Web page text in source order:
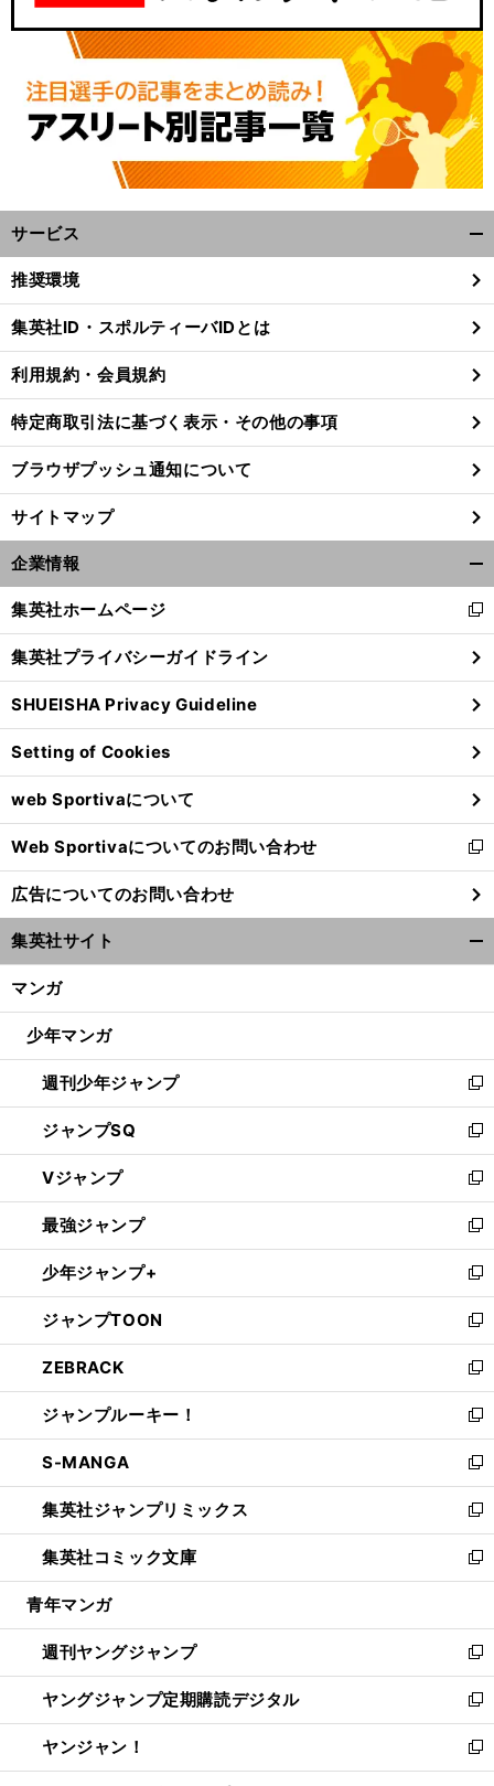
サービス
閉
る
推奨環境
集英社ID・スポルティーバIDとは
利用規約・会員規約
特定商取引法に基づく表示・その他の事項
ブラウザプッシュ通知について
サイトマップ
企業情報
閉
る
集英社ホームページ
新
し
い
ウ
ィ
ン
ド
ウ
で
開
く
集英社プライバシーガイドライン
SHUEISHA Privacy Guideline
Setting of Cookies
web Sportivaについて
Web Sportivaについてのお問い合わせ
新
し
い
ウ
ィ
ン
ウ
開
く
広告についてのお問い合わせ
集英社サイト
マンガ
少年マンガ
週刊少年ジャンプ
新
し
い
ウ
ィ
ン
ド
ウ
で
開
く
ジャンプSQ
新
し
い
ウ
ィ
ン
ド
ウ
で
開
く
Vジャンプ
新
し
い
ウ
ィ
ン
ド
ウ
で
開
く
最強ジャンプ
新
し
い
ウ
ィ
ン
ド
ウ
で
開
く
少年ジャンプ+
新
し
い
ウ
ィ
ン
ド
ウ
で
開
く
ジャンプTOON
新
し
い
ウ
ィ
ン
ド
ウ
で
開
く
ZEBRACK
新
し
い
ウ
ィ
ン
ド
ウ
で
開
ジャンプルーキー！
新
し
い
ウ
ィ
ン
ド
ウ
開
く
S-MANGA
新
し
い
ウ
ィ
ン
ウ
で
開
く
集英社ジャンプリミックス
新
し
い
ウ
ン
ド
ウ
で
開
く
集英社コミック文庫
新
し
ウ
ィ
ン
ド
ウ
で
開
青年マンガ
週刊ヤングジャンプ
新
し
い
ウ
ィ
ン
ヤングジャンプ定期購読デジタル
新
し
い
ウ
ヤンジャン！
新
し